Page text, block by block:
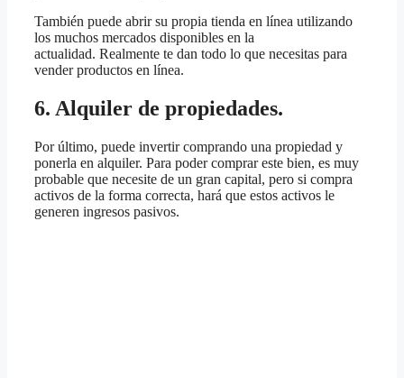
También puede abrir su propia tienda en línea utilizando
los muchos mercados disponibles en la
actualidad. Realmente te dan todo lo que necesitas para
vender productos en línea.
6. Alquiler de propiedades.
Por último, puede invertir comprando una propiedad y
ponerla en alquiler. Para poder comprar este bien, es muy
probable que necesite de un gran capital, pero si compra
activos de la forma correcta, hará que estos activos le
generen ingresos pasivos.